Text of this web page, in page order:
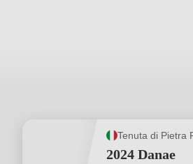
Tenuta di Pietra
2024 Danae